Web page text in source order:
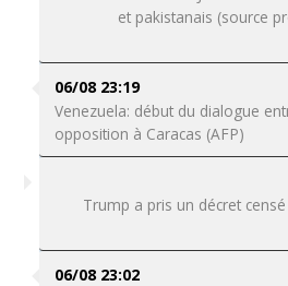
et pakistanais (source
06/08 23:19
Venezuela: début du dialogue
opposition à Caracas (AFP)
Trump a pris un décret
06/08 23:02